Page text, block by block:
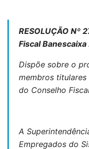
RESOLUÇÃO Nº
Fiscal
Dispõe sobre o
membros
do Conselho
A
Empregados do